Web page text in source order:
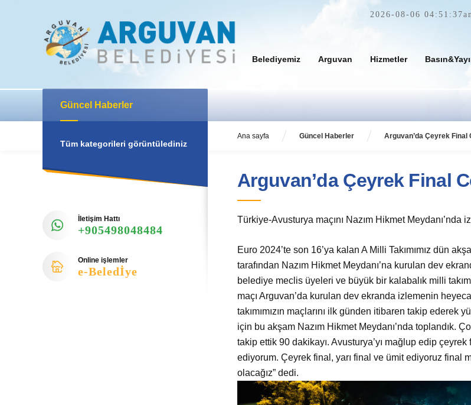
2026-08-06
Belediyemiz Arguvan Hizmetler
Ana sayfa Güncel Haberler Arguvan’da Çeyrek Final
Güncel Haberler
Tüm kategorileri görüntülediniz
İletişim Hattı
+905498048484
Online işlemler
e-Beledİye
Arguvan’da Çeyrek Final
Türkiye-Avusturya maçını Nazım Hikmet Meydanı’nda
Euro 2024’te son 16’ya kalan A Milli Takımımız dün
tarafından Nazım Hikmet Meydanı’na kurulan dev
belediye meclis üyeleri ve büyük bir kalabalık milli
maçı Arguvan’da kurulan dev ekranda izlemenin
takımımızın maçlarını ilk günden itibaren takip
için bu akşam Nazım Hikmet Meydanı’nda toplandık.
takip ettik 90 dakikayı. Avusturya’yı mağlup edip
ediyorum. Çeyrek final, yarı final ve ümit ediyoruz final
olacağız” dedi.